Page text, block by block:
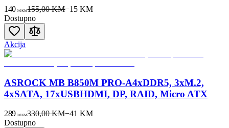
140 00KM155,00 KM−15 KM
Dostupno
Akcija
ASROCK MB B850M PRO-A4xDDR5, 3xM.2,
4xSATA, 17xUSBHDMI, DP, RAID, Micro ATX
289 00KM330,00 KM−41 KM
Dostupno